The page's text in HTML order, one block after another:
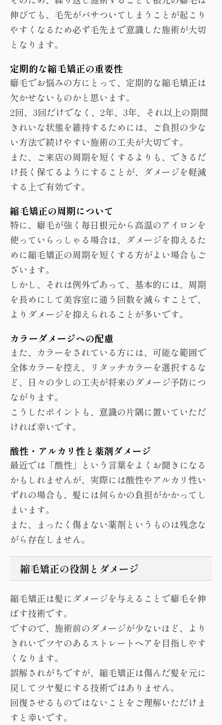
伸びても、毛先がパサついてしまうことが起こり
やすくなるため必ず毛先まで意識した施術が大切
となります。
定期的な縮毛矯正の重要性
癖毛でお悩みの方にとって、定期的な縮毛矯正は
欠かせないものかと思います。
2回、3回だけでなく、2年、3年、それ以上の期間
きれいな状態を維持するためには、ご負担の少な
い方法で続けやすい施術の工夫が大切です。
また、ご来店の周期を短くするよりも、できるだ
け長く保てるようにすることが、ダメージを軽減
する上で有効です。
縮毛矯正の周期について
特に、癖毛が強く毎日根元から高温のアイロンを
使っていらっしゃる場合は、ダメージを抑えるた
めに縮毛矯正の周期を短くする方がよい場合もご
ざいます。
しかし、それは例外であって、基本的には、周期
を長めにして美容室に通う回数を減らすことで、
よりダメージを抑えられることが多いです。
カラーダメージへの配慮
また、カラーをされている方には、可能な範囲で
全体カラーを控え、リタッチカラーを選択するな
ど、日々の少しの工夫が将来のダメージ予防につ
ながります。
こうしたポイントも、意識の片隅に置いていただ
ければ幸いです。
酸性・アルカリ性と薬剤ダメージ
最近では「酸性」という言葉をよくお聞きになる
かもしれませんが、実際には酸性やアルカリ性い
ずれの場合も、髪には何らかの負担がかかってし
まいます。
また、まったく傷まない薬剤というものは残念な
がら存在しません。
縮毛矯正の役割とダメージ
縮毛矯正は髪にダメージを与えることで癖毛を伸
ばす技術です。
ですので、施術前のダメージが少ないほど、より
きれいでツヤのあるストレートヘアを目指しやす
くなります。
誤解されがちですが、縮毛矯正は傷んだ髪を元に
戻してツヤ髪にする技術ではありません。
回復させるものではないことをご理解いただけま
すと幸いです。